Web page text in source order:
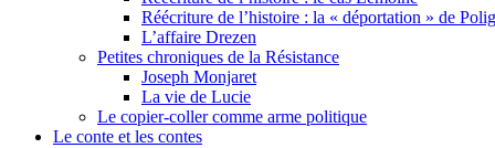
Réécriture de l’histoire : la « déportation » de
L’affaire Drezen
Petites chroniques de la Résistance
Joseph Monjaret
La vie de Lucie
Le copier-coller comme arme politique
Le conte et les contes